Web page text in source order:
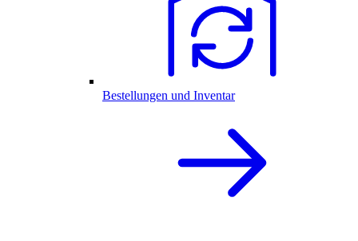
Bestellungen und Inventar